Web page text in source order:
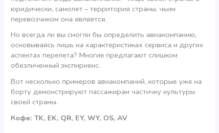
юридически, самолет – территория страны, чьим
перевозчиком она является.
Но всегда ли вы смогли бы определить авиакомпанию,
основываясь лишь на характеристиках сервиса и других
аспектах перелета? Многие предлагают слишком
обезличенный экспириенс.
Вот несколько примеров авиакомпаний, которые уже на
борту демонстрируют пассажирам частичку культуры
своей страны.
Кофе: TK, EK, QR, EY, WY, OS, AV